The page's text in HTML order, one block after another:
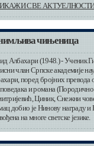
СВЕ
чињеница
Албахари (1948.) - Ученик
члан Српске академије
поред бројних превода
и романа (Породично
Циник, Снежни
добио је Нинову награду и
на многе светске језике.